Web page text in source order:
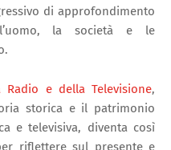
di approfondimento
la società e le
e della Televisione,
storica e il patrimonio
e televisiva, diventa così
riflettere sul presente e